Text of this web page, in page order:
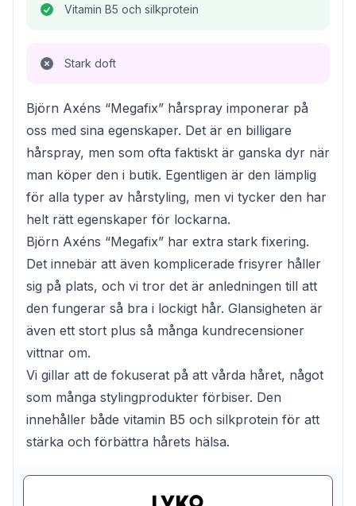
Vitamin B5 och silkprotein
Stark doft
Björn Axéns “Megafix” hårspray imponerar på
oss med sina egenskaper. Det är en billigare
hårspray, men som ofta faktiskt är ganska dyr när
man köper den i butik. Egentligen är den lämplig
för alla typer av hårstyling, men vi tycker den har
helt rätt egenskaper för lockarna.
Björn Axéns “Megafix” har extra stark fixering.
Det innebär att även komplicerade frisyrer håller
sig på plats, och vi tror det är anledningen till att
den fungerar så bra i lockigt hår. Glansigheten är
även ett stort plus så många kundrecensioner
vittnar om.
Vi gillar att de fokuserat på att vårda håret, något
som många stylingprodukter förbiser. Den
innehåller både vitamin B5 och silkprotein för att
stärka och förbättra hårets hälsa.